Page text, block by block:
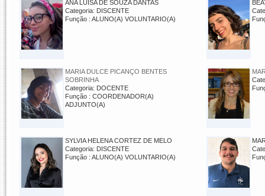
ANA LUÍSA DE SOUZA DANTAS
Categoria: DISCENTE
Função : ALUNO(A) VOLUNTARIO(A)
MARIA DULCE PICANÇO BENTES
SOBRINHA
Categoria: DOCENTE
Função : COORDENADOR(A)
ADJUNTO(A)
SYLVIA HELENA CORTEZ DE MELO
Categoria: DISCENTE
Função : ALUNO(A) VOLUNTARIO(A)